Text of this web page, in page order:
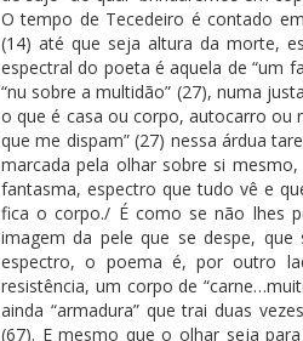
O tempo de Tecedeiro é contado
(14) até que seja altura da morte,
espectral do poeta é aquela de “um
“nu sobre a multidão” (27), numa
o que é casa ou corpo, autocarro ou
que me dispam” (27) nessa árdua
marcada pela olhar sobre si
fantasma, espectro que tudo vê e
fica o corpo./ É como se não lhes
imagem da pele que se despe,
espectro, o poema é, por outro
resistência, um corpo de
ainda “armadura” que trai duas
(67). E mesmo que o olhar seja